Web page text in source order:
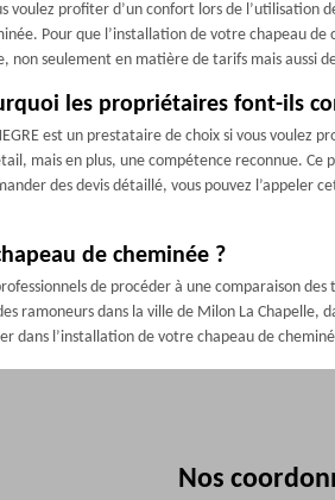
voulez profiter d’un confort lors de
Pour que l’installation de votre chapeau de
non seulement en matière de tarifs mais aussi
les propriétaires font-ils
est un prestataire de choix si vous voulez
mais en plus, une compétence reconnue.
des devis détaillé, vous pouvez
de cheminée ?
de procéder à une comparaison
ramoneurs dans la ville de Milon La Chapelle,
dans l’installation de votre chapeau de
Nos